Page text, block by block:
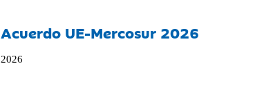
Acuerdo UE-Mercosur 2026
2026